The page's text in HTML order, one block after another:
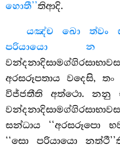
හොතී’’තිආදි.
යඤ්ච ඛො ත්වං
පරියායො න
අරසරූපතාය වදෙසි,
විජ්ජතීති අත්ථො. නනු
සන්ධාය ‘‘අරසරූපො
‘‘සො පරියායො